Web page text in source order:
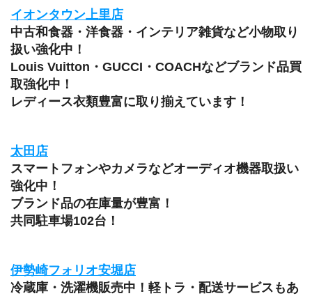
イオンタウン上里店
中古和食器・洋食器・インテリア雑貨など小物取り
扱い強化中！
Louis Vuitton・GUCCI・COACHなどブランド品買
取強化中！
レディース衣類豊富に取り揃えています！
太田店
スマートフォンやカメラなどオーディオ機器取扱い
強化中！
ブランド品の在庫量が豊富！
共同駐車場102台！
伊勢崎フォリオ安堀店
冷蔵庫・洗濯機販売中！軽トラ・配送サービスもあ